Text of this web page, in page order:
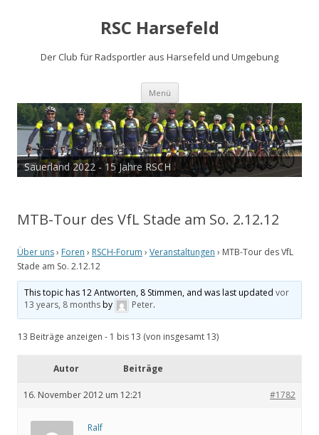
RSC Harsefeld
Der Club für Radsportler aus Harsefeld und Umgebung
Menü Zum
springen
Sauerland 2022 - 15 Jahre RSCH
Tour de Cux 2020
MTB-Tour des VfL Stade am So. 2.12.12
Über uns› Foren › RSCH-Forum › Veranstaltungen › MTB-Tour des VfL
Stade am So. 2.12.12
This topic has 12 Antworten, 8 Stimmen, and was last updatedvor
13 years, 8 monthsby Peter.
13 Beiträge anzeigen - 1 bis 13 (von insgesamt 13)
Autor Beiträge
16. November 2012 um 12:21 #1782
Ralf